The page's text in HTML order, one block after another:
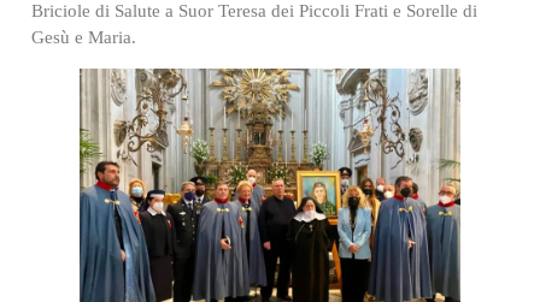
Briciole di Salute a Suor Teresa dei Piccoli Frati e Sorelle di
Gesù e Maria.